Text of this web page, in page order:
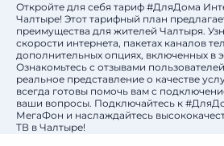
Откройте для себя тариф #ДляДома
Чалтыре! Этот тарифный план
преимущества для жителей Чалтыря.
скорости интернета, пакетах каналов
дополнительных опциях, включенных в
Ознакомьтесь с отзывами
реальное представление о качестве
всегда готовы помочь вам с
ваши вопросы. Подключайтесь к
МегаФон и наслаждайтесь
ТВ в Чалтыре!